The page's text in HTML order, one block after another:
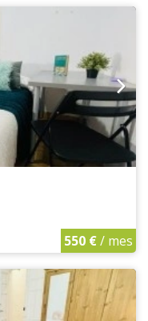
550 €/ mes